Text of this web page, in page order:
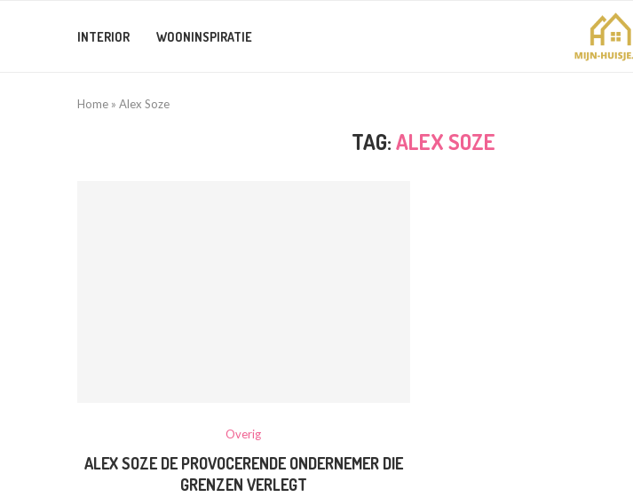
INTERIOR WOONINSPIRATIE
Home » Alex Soze
TAG:ALEX SOZE
Overig
ALEX SOZE DE PROVOCERENDE ONDERNEMER DIE
GRENZEN VERLEGT